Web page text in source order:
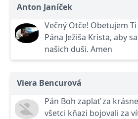
Anton Janíček
Večný Otče! Obetujem
Pána Ježiša Krista, aby
našich duši. Amen
Viera Bencurová
Pán Boh zaplať za
všetci kňazi bojovali za